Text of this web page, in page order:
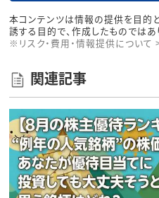
本コンテンツは情報の提供を目的
誘する目的で、作成したものではあ
※リスク・費用・情報提供について
関連記事